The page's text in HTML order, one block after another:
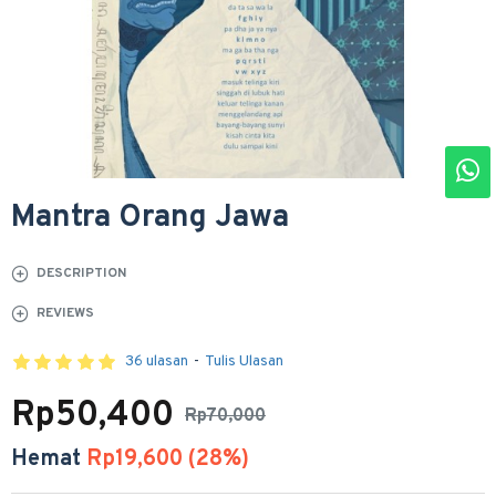
Mantra Orang Jawa
DESCRIPTION
REVIEWS
36 ulasan - Tulis Ulasan
Rp70,000
Rp50,400
Hemat Rp19,600 (28%)